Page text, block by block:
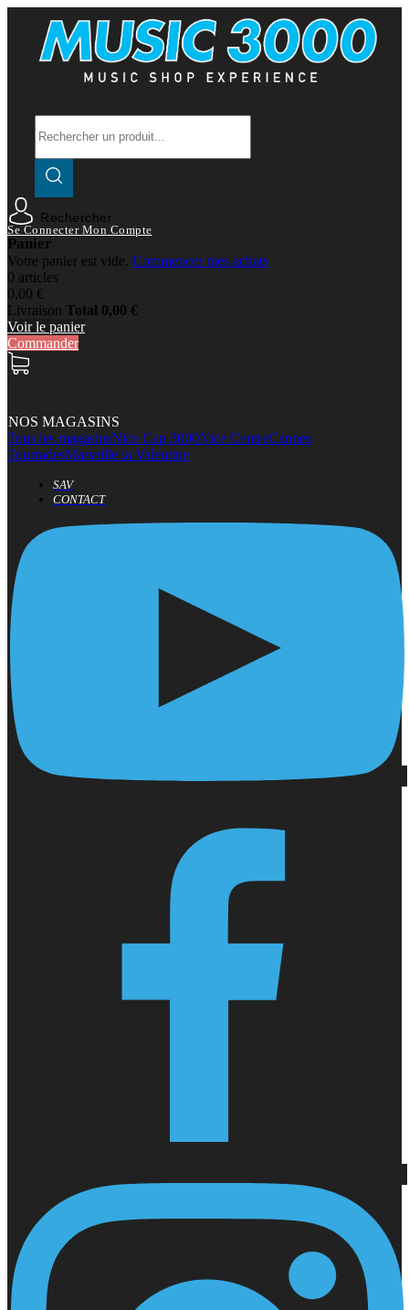
Rechercher
Se Connecter Mon Compte
Panier
Votre panier est vide. Commencer mes achats
0 articles
0,00 €
Livraison Total 0,00 €
Voir le panier
Commander
NOS MAGASINS
Tous les magasinsNice Cap 3000Nice CentreCannes
TourradesMarseille la Valentine
SAV
CONTACT